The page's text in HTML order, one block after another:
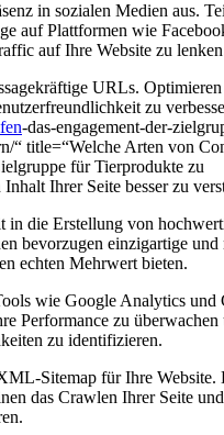
in sozialen Medien aus.
auf Plattformen wie
auf Ihre Website zu
URLs.
zu
-das-engagement-der-
“ title=“Welche Arten von
für Tierprodukte zu
⁤Ihrer Seite besser zu
in die Erstellung von
bevorzugen einzigartige und
echten Mehrwert bieten.
wie ‌Google Analytics und
Performance zu überwachen
zu identifizieren.
Sitemap für Ihre Website.
das Crawlen Ihrer Seite